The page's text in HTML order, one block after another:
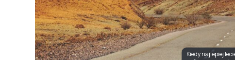
Kiedy najlepiej